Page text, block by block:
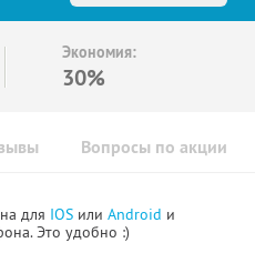
Экономия:
30%
Вопросы по акции
для IOS или Android и
Это удобно :)